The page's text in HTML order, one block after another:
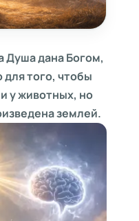
Душа дана Богом,
того, чтобы
у животных, но
землей.